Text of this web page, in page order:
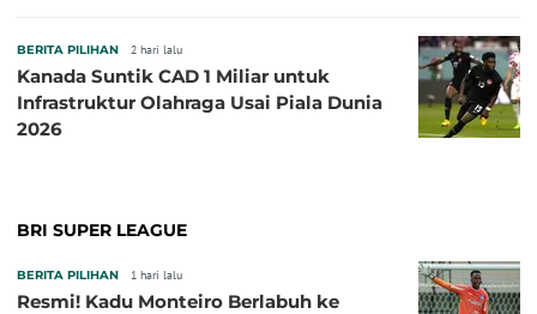
BERITA PILIHAN 2 hari lalu
Kanada Suntik CAD 1 Miliar untuk
Infrastruktur Olahraga Usai Piala Dunia
2026
BRI SUPER LEAGUE
BERITA PILIHAN 1 hari lalu
Resmi! Kadu Monteiro Berlabuh ke